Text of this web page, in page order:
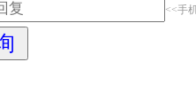
<<手